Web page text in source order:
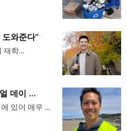
와준다”
재학...
데이 ...
있어 매우 ...